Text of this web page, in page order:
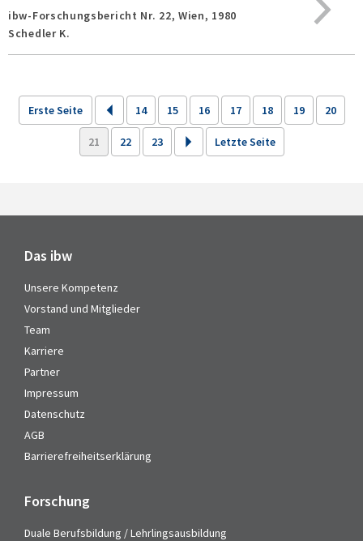
ibw-Forschungsbericht Nr. 22, Wien, 1980
Schedler K.
Erste Seite 14 15 16 17 18 19 20
21 22 23 Letzte Seite
Das ibw
Unsere Kompetenz
Vorstand und Mitglieder
Team
Karriere
Partner
Impressum
Datenschutz
AGB
Barrierefreiheitserklärung
Forschung
Duale Berufsbildung / Lehrlingsausbildung